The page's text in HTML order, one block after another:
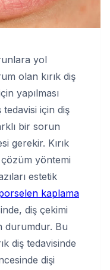
yol
olan kırık diş
yapılması
tedavisi için diş
bir sorun
gerekir. Kırık
yöntemi
estetik
kaplama
diş çekimi
durumdur. Bu
diş tedavisinde
dişi